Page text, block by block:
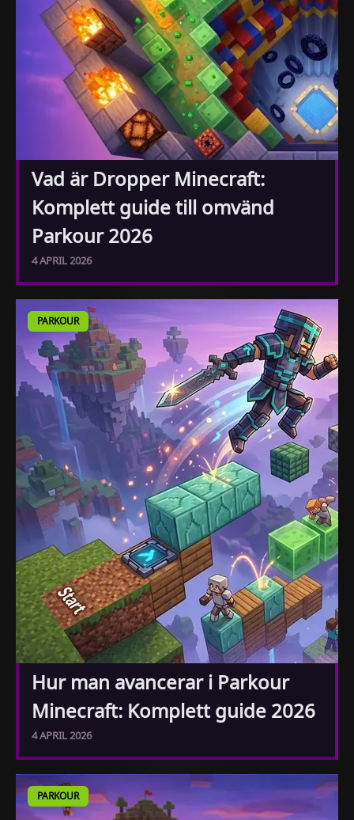
Vad är Dropper Minecraft:
Komplett guide till omvänd
Parkour 2026
4 APRIL 2026
PARKOUR
Hur man avancerar i Parkour
Minecraft: Komplett guide 2026
4 APRIL 2026
PARKOUR